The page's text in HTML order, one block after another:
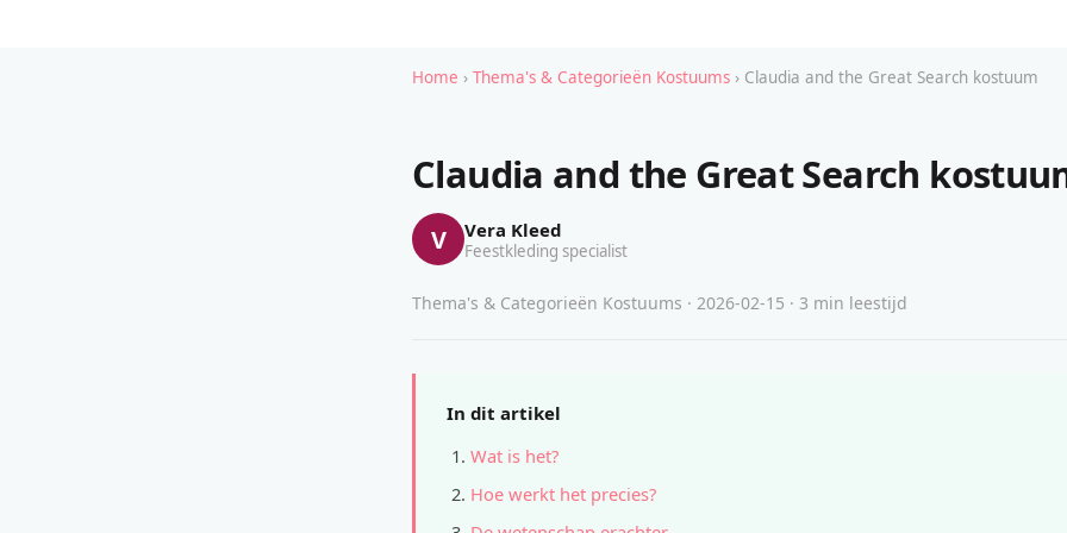
Home › Thema's & Categorieën Kostuums › Claudia and the Great Search kostuum
Claudia and the Great Search
V Vera Kleed
Feestkleding specialist
Thema's & Categorieën Kostuums · 2026-02-15 · 3 min leestijd
In dit artikel
Wat is het?
Hoe werkt het precies?